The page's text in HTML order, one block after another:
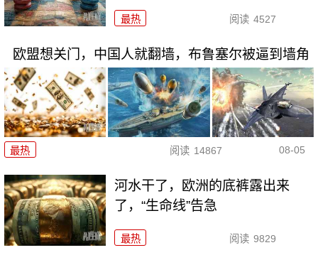
最热 阅读 4527
欧盟想关门，中国人就翻墙，布鲁塞尔被逼到墙角
最热 阅读 14867 08-05
河水干了，欧洲的底裤露出来
了，“生命线”告急
最热 阅读 9829